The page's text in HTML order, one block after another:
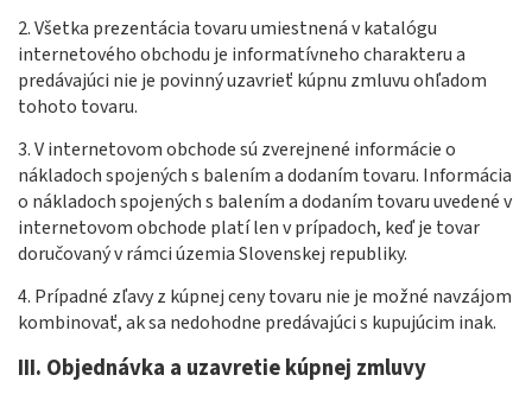
2. Všetka prezentácia tovaru umiestnená v katalógu
internetového obchodu je informatívneho charakteru a
predávajúci nie je povinný uzavrieť kúpnu zmluvu ohľadom
tohoto tovaru.
3. V internetovom obchode sú zverejnené informácie o
nákladoch spojených s balením a dodaním tovaru. Informácia
o nákladoch spojených s balením a dodaním tovaru uvedené v
internetovom obchode platí len v prípadoch, keď je tovar
doručovaný v rámci územia Slovenskej republiky.
4. Prípadné zľavy z kúpnej ceny tovaru nie je možné navzájom
kombinovať, ak sa nedohodne predávajúci s kupujúcim inak.
III. Objednávka a uzavretie kúpnej zmluvy